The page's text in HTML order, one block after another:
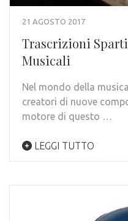
21 AGOSTO 2017
Trascrizioni
Musicali
Nel mondo della
creatori di nuove
motore di questo …
LEGGI TUTTO